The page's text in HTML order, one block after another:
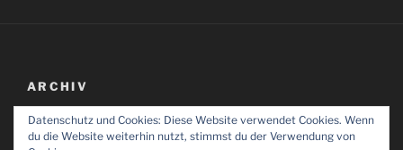
ARCHIV
Archiv
Datenschutz und Cookies: Diese Website verwendet Cookies. Wenn
du die Website weiterhin nutzt, stimmst du der Verwendung von